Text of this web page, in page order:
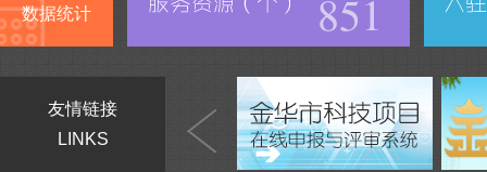
数据统计 851
友情链接
LINKS